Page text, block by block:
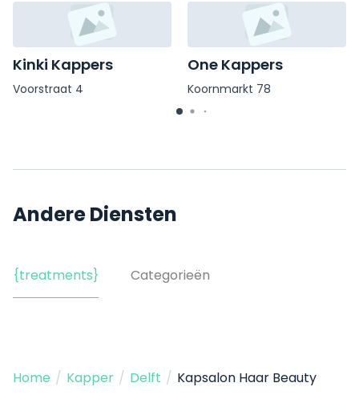
Kinki Kappers
Voorstraat 4
One Kappers
Koornmarkt 78
Andere Diensten
{treatments} Categorieën
Home / Kapper / Delft / Kapsalon Haar Beauty